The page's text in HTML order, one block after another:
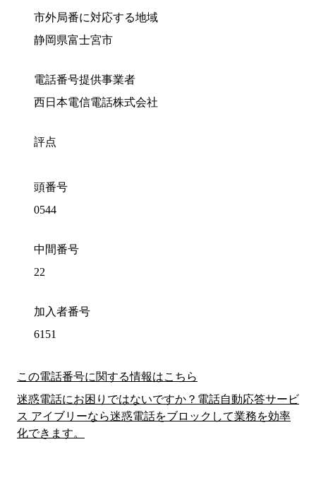
市外局番に対応する地域
静岡県富士宮市
電話番号提供事業者
西日本電信電話株式会社
評点
頭番号
0544
中間番号
22
加入者番号
6151
この電話番号に関する情報はこちら
迷惑電話にお困りではないですか？電話自動応答サービ
ス アイブリーなら迷惑電話をブロックして業務を効率
化できます。